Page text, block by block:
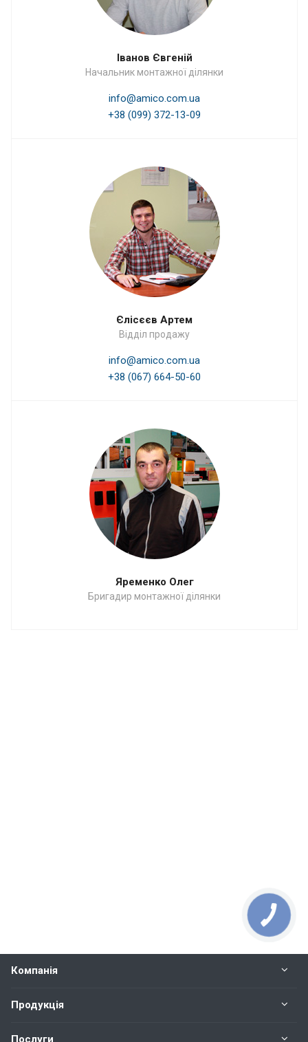
Іванов Євгеній
Начальник монтажної ділянки
info@amico.com.ua
+38 (099) 372-13-09
Єлісєєв Артем
Відділ продажу
info@amico.com.ua
+38 (067) 664-50-60
Яременко Олег
Бригадир монтажної ділянки
Компанія
Продукція
Послуги